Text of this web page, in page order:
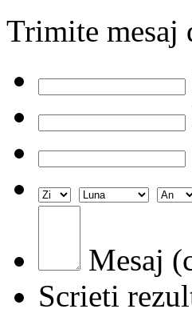
Trimite mesaj
Mesaj
Scrieti